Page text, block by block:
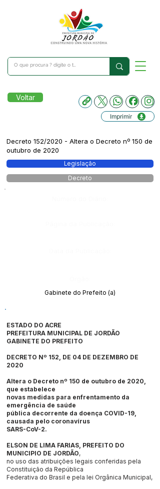
Voltar
Imprimir
Decreto 152/2020 - Altera o Decreto nº 150 de
outubro de 2020
Legislação
Decreto
Gabinete do Prefeito (a)
ESTADO DO ACRE
PREFEITURA MUNICIPAL DE JORDÃO
GABINETE DO PREFEITO
DECRETO Nº 152, DE 04 DE DEZEMBRO DE
2020
Altera o Decreto nº 150 de outubro de 2020,
que estabelece
novas medidas para enfrentamento da
emergência de saúde
pública decorrente da doença COVID-19,
causada pelo coronavírus
SARS-CoV-2.
ELSON DE LIMA FARIAS, PREFEITO DO
MUNICIPIO DE JORDÃO,
no uso das atribuições legais conferidas pela
Constituição da República
Federativa do Brasil e pela lei Orgânica Municipal,